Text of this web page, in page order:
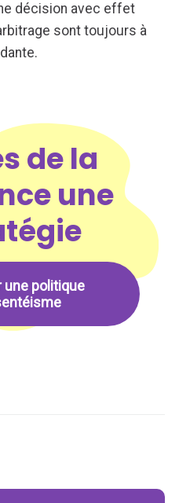
décision avec effet
sont toujours à
de la
une
une politique